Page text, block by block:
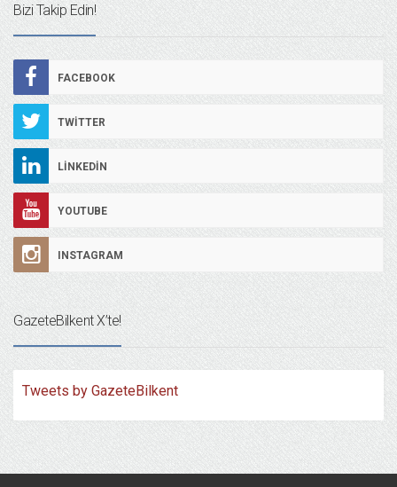
Bizi Takip Edin!
FACEBOOK
TWITTER
LINKEDIN
YOUTUBE
INSTAGRAM
GazeteBilkent X’te!
Tweets by GazeteBilkent